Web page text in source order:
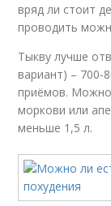
вряд ли стоит
проводить
Тыкву лучше
вариант) – 700-
приёмов.
моркови или
меньше 1,5 л.